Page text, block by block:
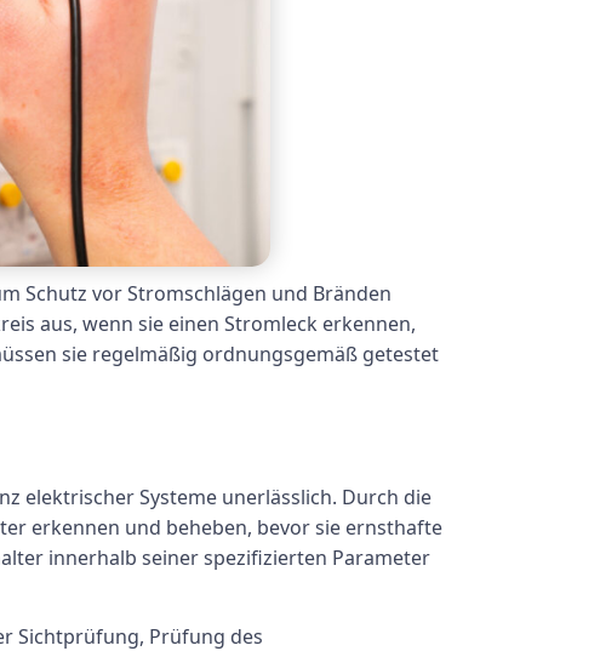
Schutz vor Stromschlägen und Bränden
aus, wenn sie einen Stromleck erkennen,
sie regelmäßig ordnungsgemäß getestet
elektrischer Systeme unerlässlich. Durch die
erkennen und beheben, bevor sie ernsthafte
innerhalb seiner spezifizierten Parameter
Sichtprüfung, Prüfung des